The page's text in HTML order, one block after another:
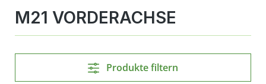
M21 VORDERACHSE
Produkte filtern